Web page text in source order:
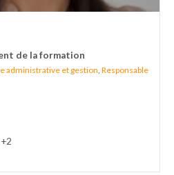
de la formation
administrative et gestion Responsable